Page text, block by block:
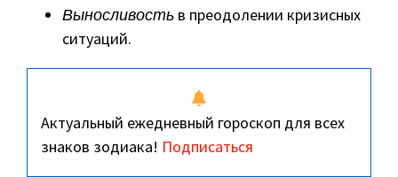
Выносливость в преодолении кризисных
ситуаций.
Актуальный ежедневный гороскоп для всех
знаков зодиака! Подписаться